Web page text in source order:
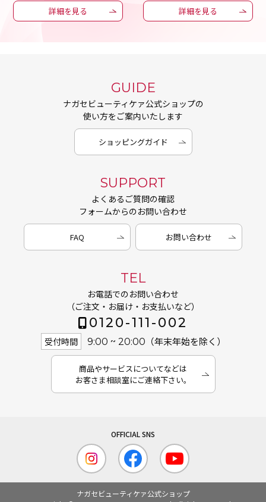
詳細を見る 詳細を見る
GUIDE
ナガセビューティケァ公式ショップの
使い方をご案内いたします
ショッピングガイド
SUPPORT
よくあるご質問の確認
フォームからのお問い合わせ
FAQ お問い合わせ
TEL
お電話でのお問い合わせ
（ご注文・お届け・お支払いなど）
0120-111-002
受付時間 9:00 ~ 20:00 （年末年始を除く）
商品やサービスについてなどは
お客さま相談室にご連絡下さい。
ナガセビューティケァ公式ショップ